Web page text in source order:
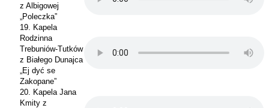
z Albigowej
„Poleczka”
19. Kapela
Rodzinna
Trebuniów-Tutków
z Białego Dunajca
„Ej dyć se
Zakopane”
20. Kapela Jana
Kmity z